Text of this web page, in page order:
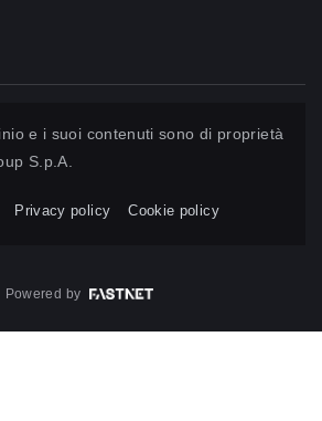
e i suoi contenuti sono di proprietà
S.p.A.
Privacy policy Cookie policy
Powered by